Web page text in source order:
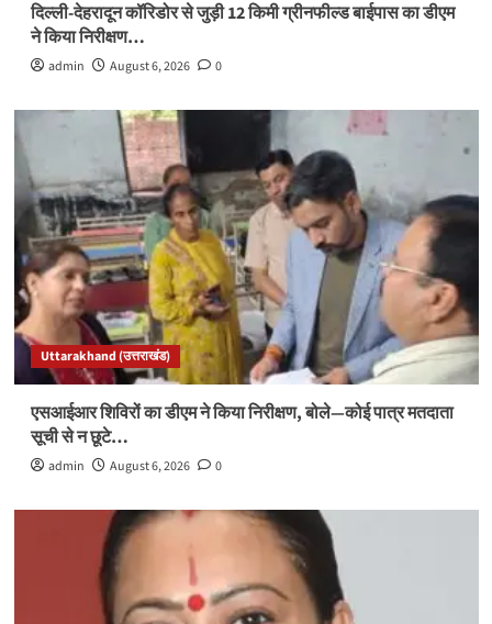
दिल्ली-देहरादून कॉरिडोर से जुड़ी 12 किमी ग्रीनफील्ड बाईपास का डीएम
ने किया निरीक्षण…
admin August 6, 2026 0
Uttarakhand (उत्तराखंड)
एसआईआर शिविरों का डीएम ने किया निरीक्षण, बोले—कोई पात्र मतदाता
सूची से न छूटे…
admin August 6, 2026 0